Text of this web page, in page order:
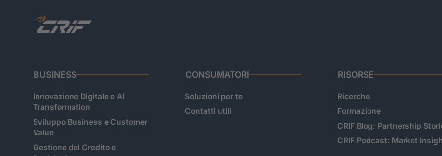
BUSINESS
Innovazione Digitale e AI
Transformation
Sviluppo Business e Customer
Value
Gestione del Credito e
CONSUMATORI
Soluzioni per te
Contatti utili
RISORSE
Ricerche
Formazione
CRIF Blog: Partnership
CRIF Podcast: Market